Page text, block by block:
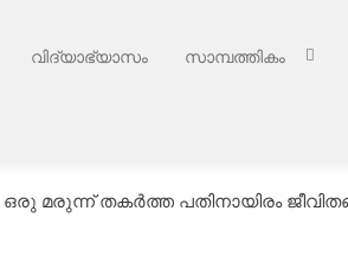
വിദ്യാഭ്യാസം സാമ്പത്തികം
ഒരു മരുന്ന് തകർത്ത പതിനായിരം